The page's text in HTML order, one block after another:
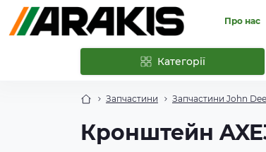
Про нас
Категорії
Запчастини Запчастини John
Кронштейн